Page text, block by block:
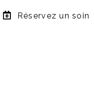
Réservez un soin